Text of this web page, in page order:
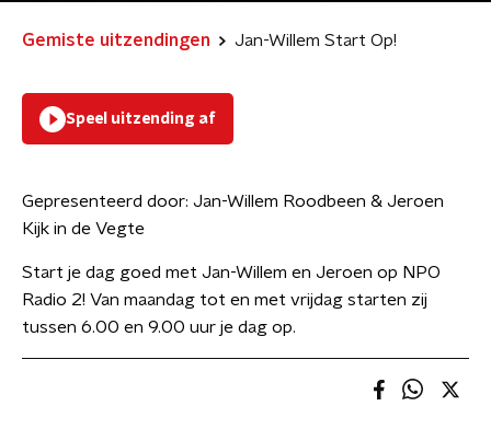
Gemiste uitzendingen Jan-Willem Start Op!
Speel uitzending af
Gepresenteerd door: Jan-Willem Roodbeen & Jeroen
Kijk in de Vegte
Start je dag goed met Jan-Willem en Jeroen op NPO
Radio 2! Van maandag tot en met vrijdag starten zij
tussen 6.00 en 9.00 uur je dag op.